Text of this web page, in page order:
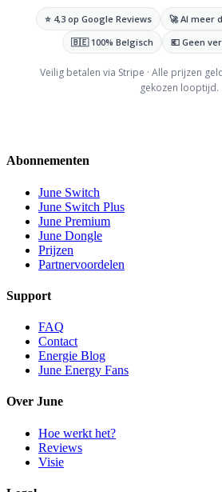
⭐ 4,3 op Google Reviews
🚀 Al meer
🇧🇪 100% Belgisch
💶 Geen
Veilig betalen via Stripe · Alle prijzen
gekozen looptijd.
Abonnementen
June Switch
June Switch Plus
June Premium
June Dongle
Prijzen
Partnervoordelen
Support
FAQ
Contact
Energie Blog
June Energy Fans
Over June
Hoe werkt het?
Reviews
Visie